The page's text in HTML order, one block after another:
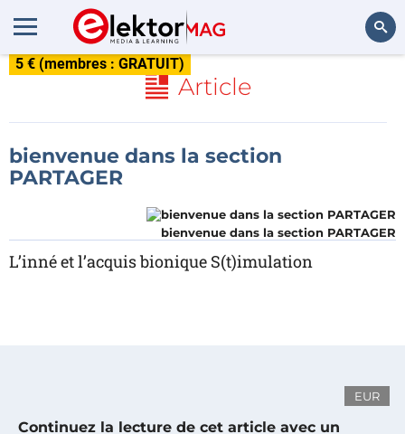
5 € (membres : GRATUIT)
Article
bienvenue dans la section
PARTAGER
bienvenue dans la section PARTAGER
L’inné et l’acquis bionique S(t)imulation
EUR
Continuez la lecture de cet article avec un